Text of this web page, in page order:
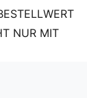
Panel im
NUR MIT